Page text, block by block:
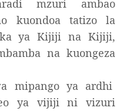
mzuri ambao
kuondoa tatizo la
ya Kijiji na Kijiji,
na kuongeza
mipango ya ardhi
ya vijiji ni vizuri